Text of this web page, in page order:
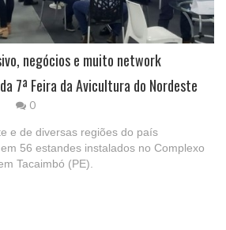
negócios e muito network
7ª Feira da Avicultura do Nordeste
0
e de diversas regiões do país
56 estandes instalados no Complexo
Tacaimbó (PE).